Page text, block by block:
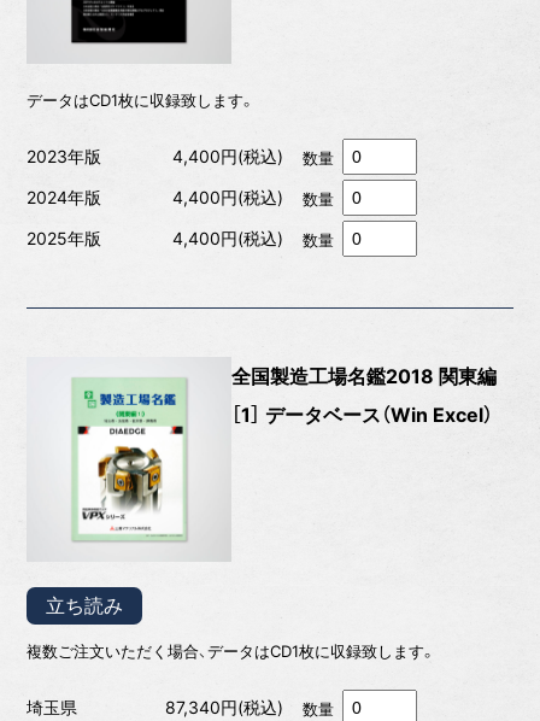
データはCD1枚に収録致します。
2023年版 4,400円(税込) 数量
2024年版 4,400円(税込) 数量
2025年版 4,400円(税込) 数量
全国製造工場名鑑2018 関東編
［1］ データベース（Win Excel）
立ち読み
複数ご注文いただく場合、データはCD1枚に収録致します。
埼玉県 87,340円(税込) 数量